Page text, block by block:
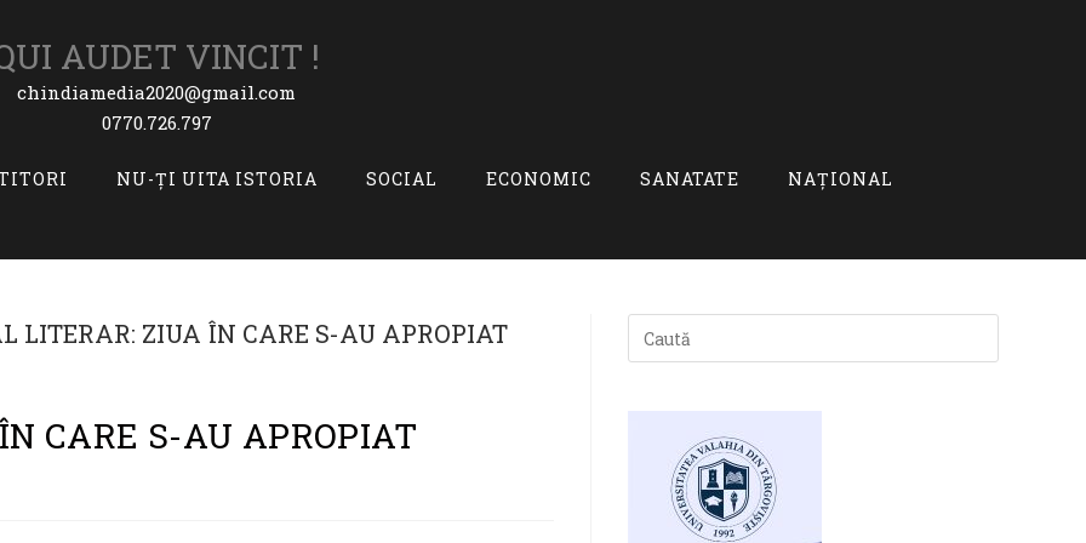
AUDET VINCIT !
chindiamedia2020@gmail.com
0770.726.797
NU-ȚI UITA ISTORIA SOCIAL ECONOMIC SANATATE NAȚIONAL
CARE S-AU APROPIAT